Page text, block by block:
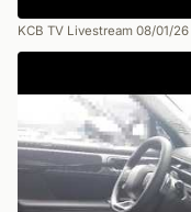
KCB TV Livestream 08/01/26